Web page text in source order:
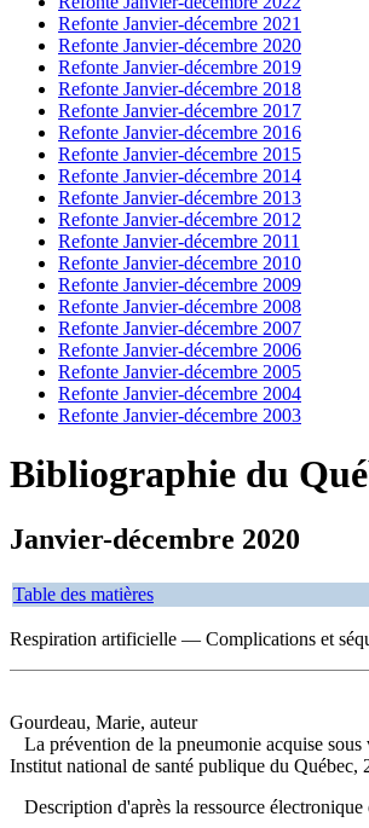
Refonte Janvier-décembre 2021
Refonte Janvier-décembre 2020
Refonte Janvier-décembre 2019
Refonte Janvier-décembre 2018
Refonte Janvier-décembre 2017
Refonte Janvier-décembre 2016
Refonte Janvier-décembre 2015
Refonte Janvier-décembre 2014
Refonte Janvier-décembre 2013
Refonte Janvier-décembre 2012
Refonte Janvier-décembre 2011
Refonte Janvier-décembre 2010
Refonte Janvier-décembre 2009
Refonte Janvier-décembre 2008
Refonte Janvier-décembre 2007
Refonte Janvier-décembre 2006
Refonte Janvier-décembre 2005
Refonte Janvier-décembre 2004
Refonte Janvier-décembre 2003
Bibliographie du
Janvier-décembre 2020
Table des matières
Respiration artificielle — Complications et
Gourdeau, Marie, auteur
La prévention de la pneumonie acquise
Institut national de santé publique du
Description d'après la ressource